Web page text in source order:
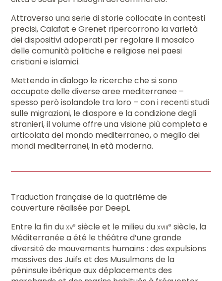
Attraverso una serie di storie collocate in contesti
precisi, Calafat e Grenet ripercorrono la varietà
dei dispositivi adoperati per regolare il mosaico
delle comunità politiche e religiose nei paesi
cristiani e islamici.
Mettendo in dialogo le ricerche che si sono
occupate delle diverse aree mediterranee –
spesso però isolandole tra loro – con i recenti studi
sulle migrazioni, le diaspore e la condizione degli
stranieri, il volume offre una visione più completa e
articolata del mondo mediterraneo, o meglio dei
mondi mediterranei, in età moderna.
Traduction française de la quatrième de
couverture réalisée par DeepL
Entre la fin duxve siècle et le milieu duxviiie siècle, la
Méditerranée a été le théâtre d’une grande
diversité de mouvements humains : des expulsions
massives des Juifs et des Musulmans de la
péninsule ibérique aux déplacements des